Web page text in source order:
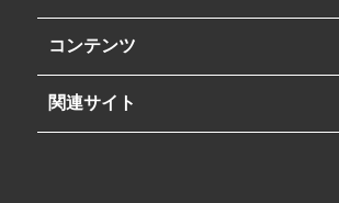
コンテンツ
関連サイト